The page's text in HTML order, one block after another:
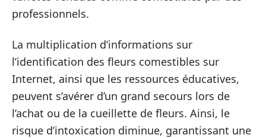
professionnels.
La multiplication d’informations sur
l’identification des fleurs comestibles sur
Internet, ainsi que les ressources éducatives,
peuvent s’avérer d’un grand secours lors de
l’achat ou de la cueillette de fleurs. Ainsi, le
risque d’intoxication diminue, garantissant une